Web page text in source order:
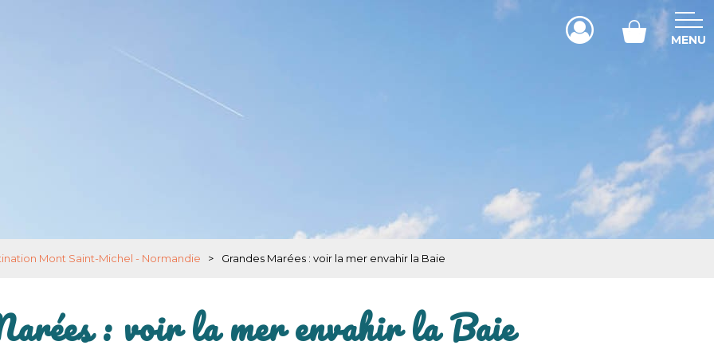
MENU
Mont Saint-Michel - Normandie > Grandes Marées : voir la mer envahir la Baie
: voir la mer envahir la Baie